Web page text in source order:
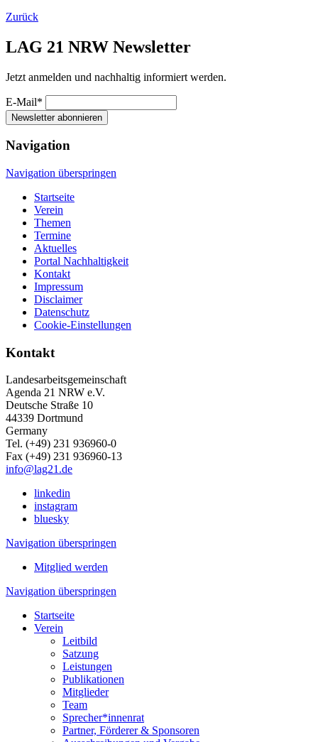
Zurück
LAG 21 NRW Newsletter
Jetzt anmelden und nachhaltig informiert werden.
E-Mail*
Newsletter abonnieren
Navigation
Navigation überspringen
Startseite
Verein
Themen
Termine
Aktuelles
Portal Nachhaltigkeit
Kontakt
Impressum
Disclaimer
Datenschutz
Cookie-Einstellungen
Kontakt
Landesarbeitsgemeinschaft
Agenda 21 NRW e.V.
Deutsche Straße 10
44339 Dortmund
Germany
Tel. (+49) 231 936960-0
Fax (+49) 231 936960-13
info@lag21.de
linkedin
instagram
bluesky
Navigation überspringen
Mitglied werden
Navigation überspringen
Startseite
Verein
Leitbild
Satzung
Leistungen
Publikationen
Mitglieder
Team
Sprecher*innenrat
Partner, Förderer & Sponsoren